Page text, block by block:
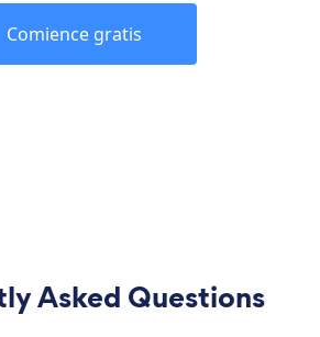
Comience gratis
Asked Questions